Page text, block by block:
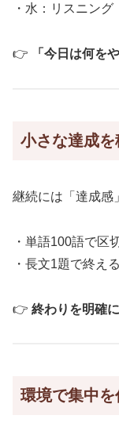
・水：リスニング
👉 「今日は何を
小さな達成を
継続には「達成感
・単語100語で区
・長文1題で終える
👉 終わりを明確
環境で集中を